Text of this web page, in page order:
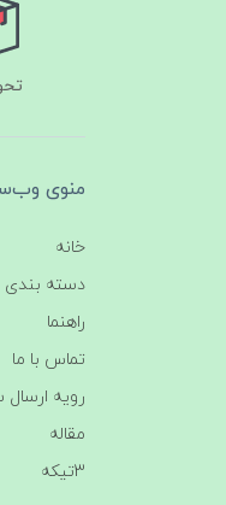
منوی
خانه
دسته بندی
راهنما
تماس با ما
رویه
مقاله
3تیکه